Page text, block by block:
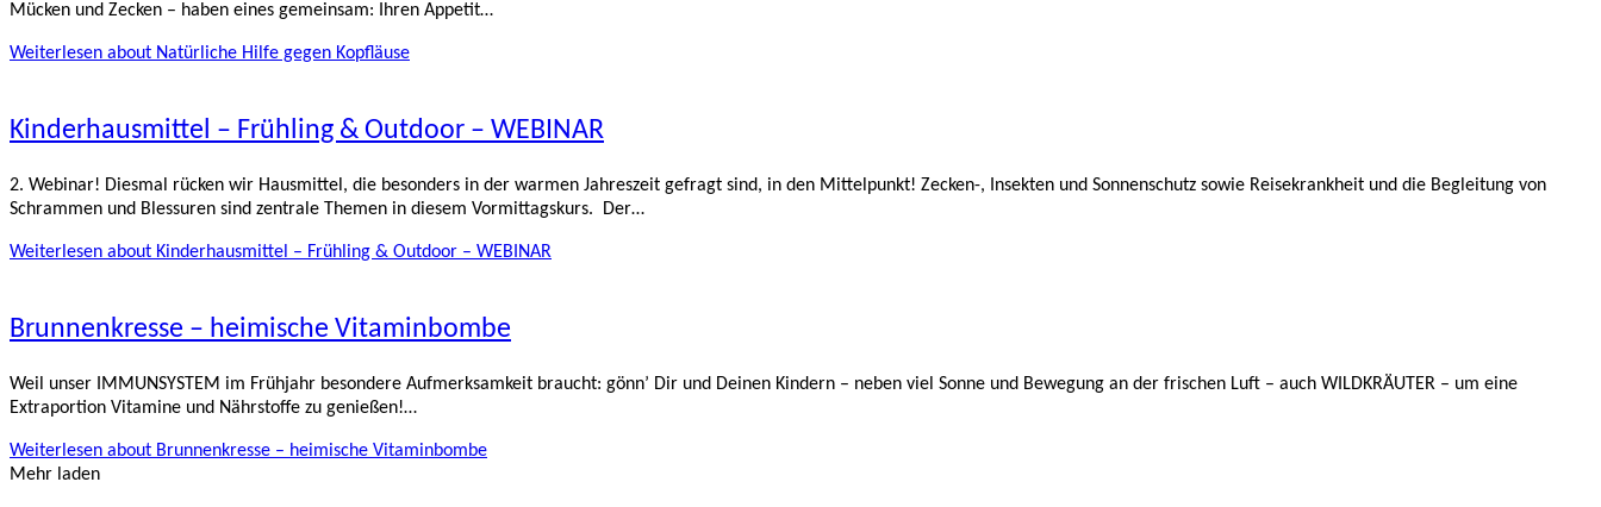
Mücken und Zecken – haben eines gemeinsam: Ihren Appetit…
Weiterlesen about Natürliche Hilfe gegen Kopfläuse
Kinderhausmittel – Frühling & Outdoor – WEBINAR
2. Webinar! Diesmal rücken wir Hausmittel, die besonders in der warmen Jahreszeit gefragt sind, in den Mittelpunkt! Zecken-, Insekten und Sonnenschutz sowie Reisekrankheit und die Begleitung von
Schrammen und Blessuren sind zentrale Themen in diesem Vormittagskurs. Der…
Weiterlesen about Kinderhausmittel – Frühling & Outdoor – WEBINAR
Brunnenkresse – heimische Vitaminbombe
Weil unser IMMUNSYSTEM im Frühjahr besondere Aufmerksamkeit braucht: gönn’ Dir und Deinen Kindern – neben viel Sonne und Bewegung an der frischen Luft – auch WILDKRÄUTER – um eine
Extraportion Vitamine und Nährstoffe zu genießen!…
Weiterlesen about Brunnenkresse – heimische Vitaminbombe
Mehr laden